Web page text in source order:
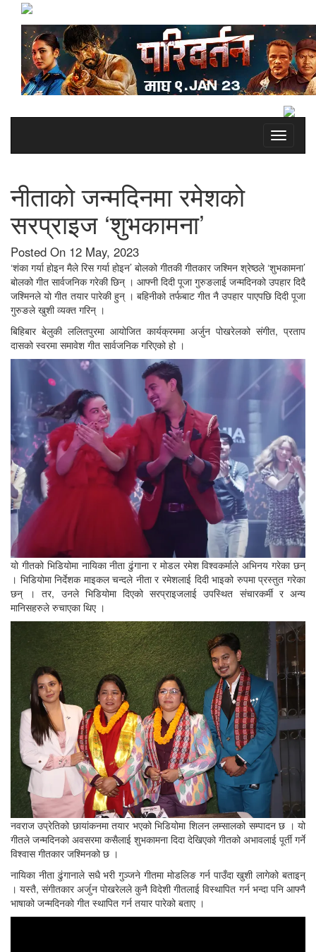
Toggle
नीताको जन्मदिनमा रमेशको
सरप्राइज ‘शुभकामना’
Posted On 12 May, 2023
‘शंका गर्या होइन मैले रिस गर्या होइन’ बोलको गीतकी गीतकार जश्मिन श्रेष्ठले ‘शुभकामना’
बोलको गीत सार्वजनिक गरेकी छिन् । आफ्नी दिदी पूजा गुरुङलाई जन्मदिनको उपहार दिदै
जश्मिनले यो गीत तयार पारेकी हुन् । बहिनीको तर्फबाट गीत नै उपहार पाएपछि दिदी पूजा
गुरुङले खुशी व्यक्त गरिन् ।
बिहिबार बेलुकी ललितपुरमा आयोजित कार्यक्रममा अर्जुन पोखरेलको संगीत, प्रताप
दासको स्वरमा समावेश गीत सार्वजनिक गरिएको हो ।
यो गीतको भिडियोमा नायिका नीता ढुंगाना र मोडल रमेश विश्वकर्माले अभिनय गरेका छन्
। भिडियोमा निर्देशक माइकल चन्दले नीता र रमेशलाई दिदी भाइको रुपमा प्रस्तुत गरेका
छन् । तर, उनले भिडियोमा दिएको सरप्राइजलाई उपस्थित संचारकर्मी र अन्य
मानिसहरुले रुचाएका थिए ।
नवराज उप्रेतिको छायांकनमा तयार भएको भिडियोमा शिलन लम्सालको सम्पादन छ । यो
गीतले जन्मदिनको अवसरमा कसैलाई शुभकामना दिदा देखिएको गीतको अभावलाई पूर्ती गर्ने
विश्वास गीतकार जश्मिनको छ ।
नायिका नीता ढुंगानाले सधै भरी गुञ्जने गीतमा मोडलिङ गर्न पाउँदा खुशी लागेको बताइन्
। यस्तै, संगीतकार अर्जुन पोखरेलले कुनै विदेशी गीतलाई विस्थापित गर्न भन्दा पनि आफ्नै
भाषाको जन्मदिनको गीत स्थापित गर्न तयार पारेको बताए ।